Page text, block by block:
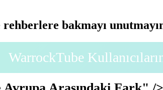
bakmayı
WarrockTube